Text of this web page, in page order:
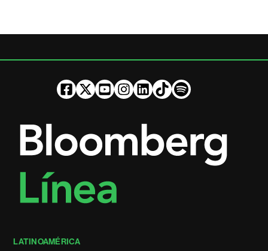
LATINOAMÉRICA